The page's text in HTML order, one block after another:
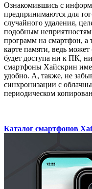
Ознакомившись с
предпринимаются для
случайного удаления,
подобным
программ на смартфон, а
карте памяти, ведь может
будет доступа ни к ПК,
смартфоны Хайскрин
удобно. А, также, не
синхронизации с
периодическом
Каталог смартфонов